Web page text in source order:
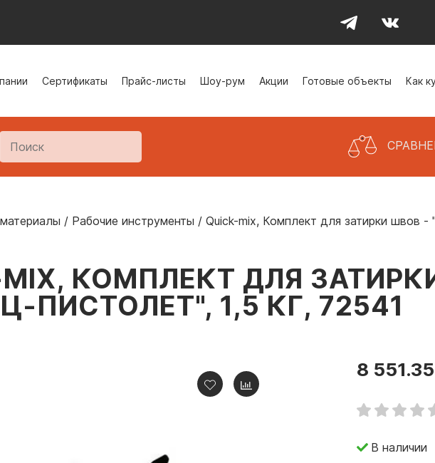
Сертификаты Прайс-листы Шоу-рум Акции Готовые объекты Как
/ Рабочие инструменты / Quick-mix, Комплект для затирки швов -
MIX, КОМПЛЕКТ ДЛЯ
ПИСТОЛЕТ", 1,5 КГ, 72541
8
В наличии